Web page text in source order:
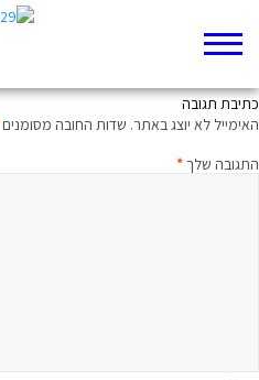
ממעמקים קראתיך: מיטיבי לכת לאיוב פרק יא
כתיבת תגובה
האימייל לא יוצג באתר. שדות החובה מסומנים
התגובה שלך*